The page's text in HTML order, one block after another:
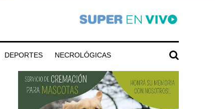
DEPORTES NECROLÓGICAS